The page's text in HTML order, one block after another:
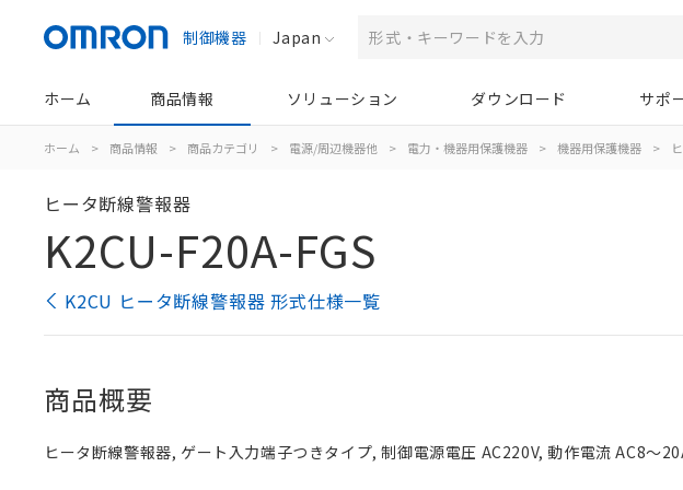
制御機器 Japan
ホーム 商品情報 ソリューション ダウンロード サポ
ホーム > 商品情報 > 商品カテゴリ > 電源/周辺機器他 > 電力・機器用保護機器 > 機器用保護機器 >
ヒータ断線警報器
K2CU-F20A-FGS
K2CU ヒータ断線警報器 形式仕様一覧
商品概要
ヒータ断線警報器, ゲート入力端子つきタイプ, 制御電源電圧 AC220V, 動作電流 AC8～